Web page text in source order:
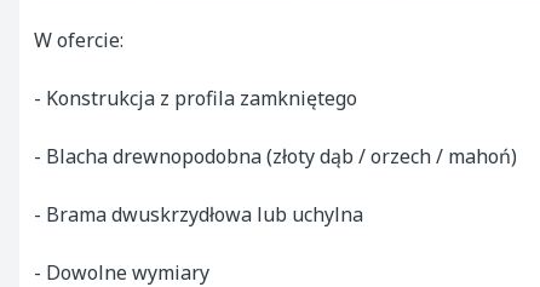
W ofercie:
- Konstrukcja z profila zamkniętego
- Blacha drewnopodobna (złoty dąb / orzech / mahoń)
- Brama dwuskrzydłowa lub uchylna
- Dowolne wymiary